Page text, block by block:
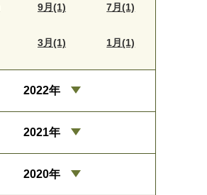
9月(1) 7月(1)
3月(1) 1月(1)
2022年
2021年
2020年